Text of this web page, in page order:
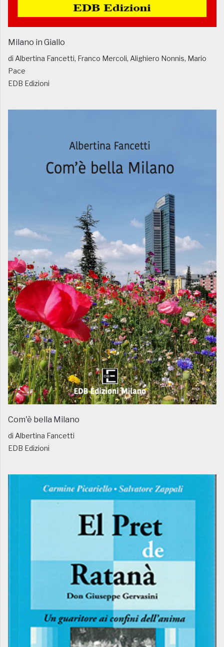
Milano in Giallo
di Albertina Fancetti, Franco Mercoli, Alighiero Nonnis, Mario
Pace
EDB Edizioni
Com'è bella Milano
di Albertina Fancetti
EDB Edizioni